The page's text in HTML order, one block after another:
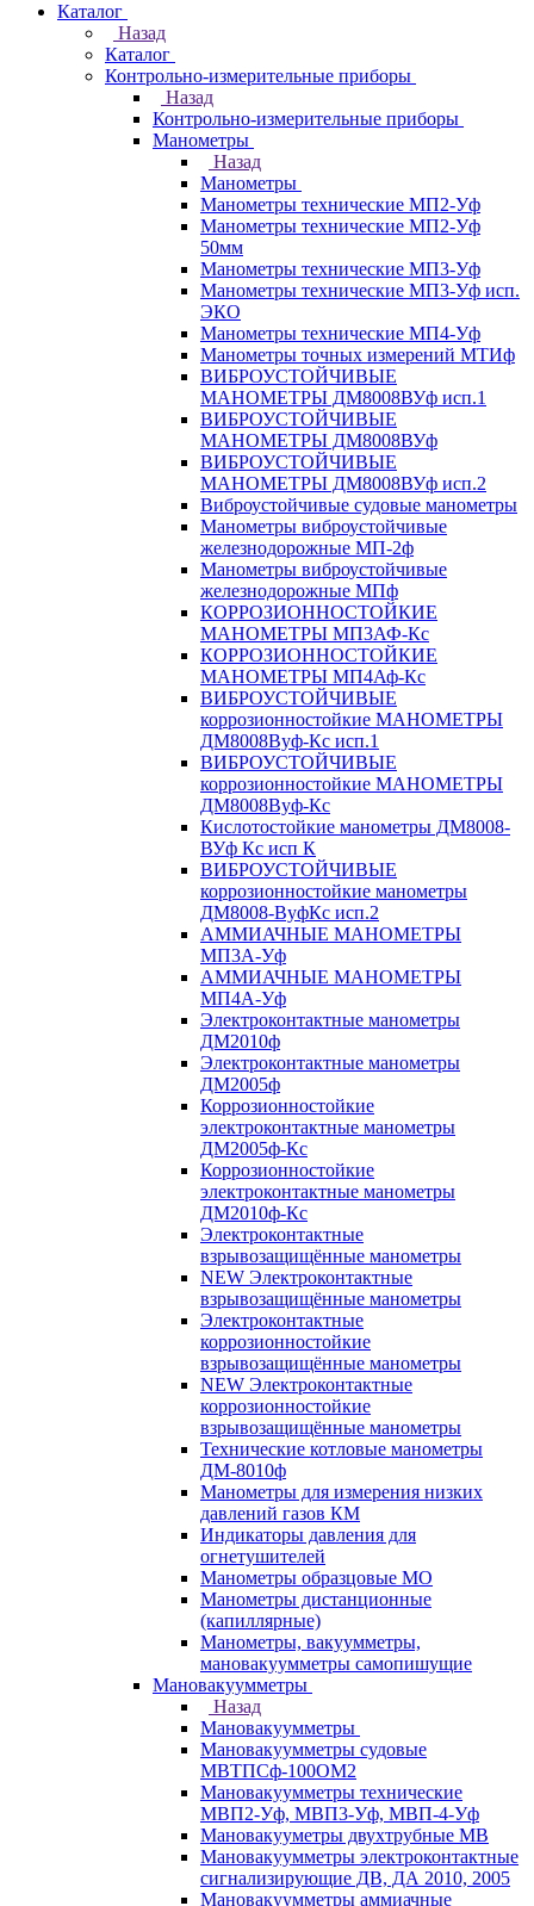
Каталог
Назад
Каталог
Контрольно-измерительные приборы
Назад
Контрольно-измерительные приборы
Манометры
Назад
Манометры
Манометры технические МП2-Уф
Манометры технические МП2-Уф
50мм
Манометры технические МП3-Уф
Манометры технические МП3-Уф исп.
ЭКО
Манометры технические МП4-Уф
Манометры точных измерений МТИф
ВИБРОУСТОЙЧИВЫЕ
МАНОМЕТРЫ ДМ8008ВУф исп.1
ВИБРОУСТОЙЧИВЫЕ
МАНОМЕТРЫ ДМ8008ВУф
ВИБРОУСТОЙЧИВЫЕ
МАНОМЕТРЫ ДМ8008ВУф исп.2
Виброустойчивые судовые манометры
Манометры виброустойчивые
железнодорожные МП-2ф
Манометры виброустойчивые
железнодорожные МПф
КОРРОЗИОННОСТОЙКИЕ
МАНОМЕТРЫ МП3АФ-Кс
КОРРОЗИОННОСТОЙКИЕ
МАНОМЕТРЫ МП4Аф-Кс
ВИБРОУСТОЙЧИВЫЕ
коррозионностойкие МАНОМЕТРЫ
ДМ8008Вуф-Кс исп.1
ВИБРОУСТОЙЧИВЫЕ
коррозионностойкие МАНОМЕТРЫ
ДМ8008Вуф-Кс
Кислотостойкие манометры ДМ8008-
ВУф Кс исп К
ВИБРОУСТОЙЧИВЫЕ
коррозионностойкие манометры
ДМ8008-ВуфКс исп.2
АММИАЧНЫЕ МАНОМЕТРЫ
МП3А-Уф
АММИАЧНЫЕ МАНОМЕТРЫ
МП4А-Уф
Электроконтактные манометры
ДМ2010ф
Электроконтактные манометры
ДМ2005ф
Коррозионностойкие
электроконтактные манометры
ДМ2005ф-Кс
Коррозионностойкие
электроконтактные манометры
ДМ2010ф-Кс
Электроконтактные
взрывозащищённые манометры
NEW Электроконтактные
взрывозащищённые манометры
Электроконтактные
коррозионностойкие
взрывозащищённые манометры
NEW Электроконтактные
коррозионностойкие
взрывозащищённые манометры
Технические котловые манометры
ДМ-8010ф
Манометры для измерения низких
давлений газов КМ
Индикаторы давления для
огнетушителей
Манометры образцовые МО
Манометры дистанционные
(капиллярные)
Манометры, вакуумметры,
мановакуумметры самопишущие
Мановакуумметры
Назад
Мановакуумметры
Мановакуумметры судовые
МВТПСф-100ОМ2
Мановакуумметры технические
МВП2-Уф, МВП3-Уф, МВП-4-Уф
Мановакууметры двухтрубные МВ
Мановакуумметры электроконтактные
сигнализирующие ДВ, ДА 2010, 2005
Мановакуумметры аммиачные